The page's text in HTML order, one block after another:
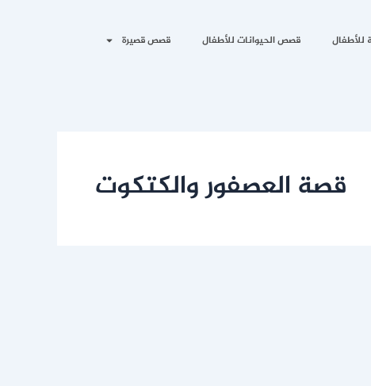
قصص الحيوانات للأطفال قصص قصيرة
قصة العصفور والكتكوت